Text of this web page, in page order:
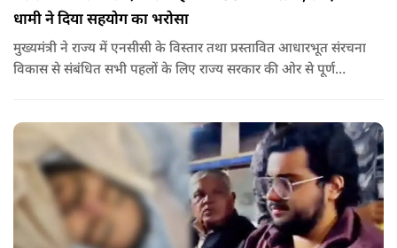
धामी ने दिया सहयोग का भरोसा
मुख्यमंत्री ने राज्य में एनसीसी के विस्तार तथा प्रस्तावित आधारभूत संरचना
विकास से संबंधित सभी पहलों के लिए राज्य सरकार की ओर से पूर्ण